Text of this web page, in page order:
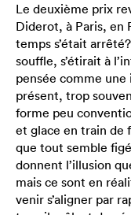
Le deuxième prix
Diderot, à Paris, en
temps s’était
souffle, s’étirait à
pensée comme
présent, trop
forme peu
et glace en train de
que tout semble
donnent l’illusion
mais ce sont en
venir s’aligner par